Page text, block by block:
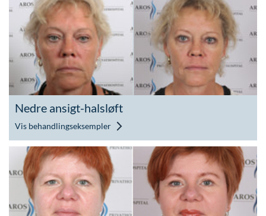
Nedre ansigt-halsløft
Vis behandlingseksempler